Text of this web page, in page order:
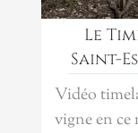
Le
Saint-
Vidéo
vigne en ce